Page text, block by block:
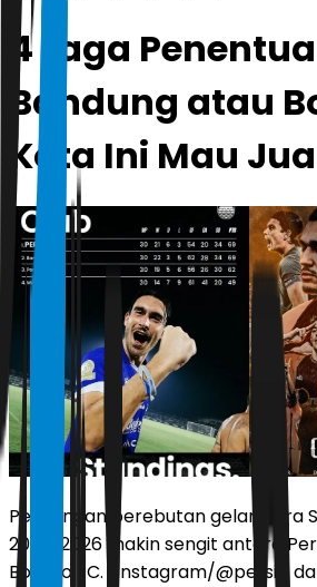
4 Laga
Bandung atau
Kota Ini Mau
Persaingan perebutan gelar juara
2025/2026 makin sengit antara
Borneo FC. (Instagram/@persib